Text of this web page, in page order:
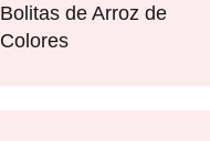
Bolitas de Arroz de
Colores